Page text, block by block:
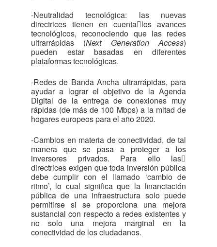
-Neutralidad tecnológica: las nuevas
directrices tienen en cuentalos avances
tecnológicos, reconociendo que las redes
ultrarrápidas (Next Generation Access)
pueden estar basadas en diferentes
plataformas tecnológicas.
-Redes de Banda Ancha ultrarrápidas, para
ayudar a lograr el objetivo de la Agenda
Digital de la entrega de conexiones muy
rápidas (de más de 100 Mbps) a la mitad de
hogares europeos para el año 2020.
-Cambios en materia de conectividad, de tal
manera que se pasa a proteger a los
inversores privados. Para ello las
directrices exigen que toda inversión pública
debe cumplir con el llamado ‘cambio de
ritmo’, lo cual significa que la financiación
pública de una infraestructura solo puede
permitirse si se proporciona una mejora
sustancial con respecto a redes existentes y
no solo una mejora marginal en la
conectividad de los ciudadanos.